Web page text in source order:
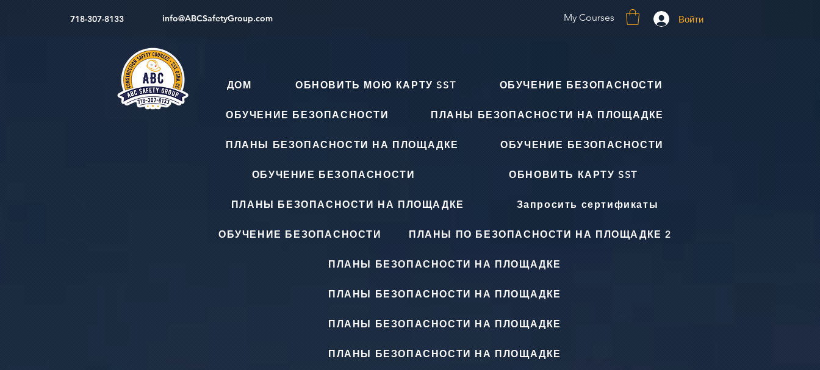
718-307-8133 info@ABCSafetyGroup.com My Courses Войти
ДОМ ОБНОВИТЬ МОЮ КАРТУ SST ОБУЧЕНИЕ БЕЗОПАСНОСТИ
ОБУЧЕНИЕ БЕЗОПАСНОСТИ ПЛАНЫ БЕЗОПАСНОСТИ НА ПЛОЩАДКЕ
ПЛАНЫ БЕЗОПАСНОСТИ НА ПЛОЩАДКЕ ОБУЧЕНИЕ БЕЗОПАСНОСТИ
ОБУЧЕНИЕ БЕЗОПАСНОСТИ ОБНОВИТЬ КАРТУ SST
ПЛАНЫ БЕЗОПАСНОСТИ НА ПЛОЩАДКЕ Запросить сертификаты
ОБУЧЕНИЕ БЕЗОПАСНОСТИ ПЛАНЫ ПО БЕЗОПАСНОСТИ НА ПЛОЩАДКЕ 2
ПЛАНЫ БЕЗОПАСНОСТИ НА ПЛОЩАДКЕ
ПЛАНЫ БЕЗОПАСНОСТИ НА ПЛОЩАДКЕ
ПЛАНЫ БЕЗОПАСНОСТИ НА ПЛОЩАДКЕ
ПЛАНЫ БЕЗОПАСНОСТИ НА ПЛОЩАДКЕ